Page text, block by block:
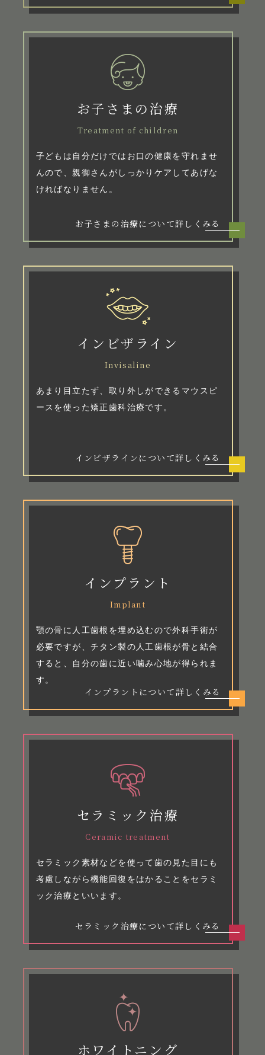
お子さまの治療
Treatment of children
子どもは自分だけではお口の健康を守れませ
んので、親御さんがしっかりケアしてあげな
ければなりません。
お子さまの治療について詳しくみる
インビザライン
Invisaline
あまり目立たず、取り外しができるマウスピ
ースを使った矯正歯科治療です。
インビザラインについて詳しくみる
インプラント
Implant
顎の骨に人工歯根を埋め込むので外科手術が
必要ですが、チタン製の人工歯根が骨と結合
すると、自分の歯に近い噛み心地が得られま
す。
インプラントについて詳しくみる
セラミック治療
Ceramic treatment
セラミック素材などを使って歯の見た目にも
考慮しながら機能回復をはかることをセラミ
ック治療といいます。
セラミック治療について詳しくみる
ホワイトニング